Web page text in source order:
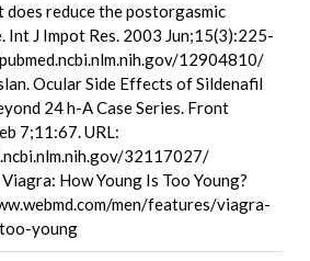
reduce the postorgasmic
J Impot Res. 2003 Jun;15(3):225-
12904810/
Ocular Side Effects of Sildenafil
24 h-A Case Series. Front
7;11:67. URL:
32117027/
How Young Is Too Young?
men/features/viagra-
young